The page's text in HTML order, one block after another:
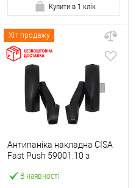
Купити в 1 клік
Хіт продажу
В наявності
Антипаніка накладна CISA
Fast Push 59001.10 з